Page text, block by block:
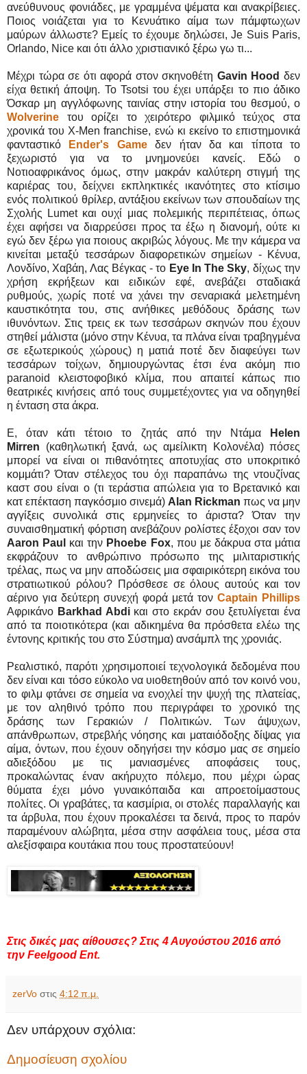
ανεύθυνους φονιάδες, με γραμμένα ψέματα και ανακρίβειες.
Ποιος νοιάζεται για το Κενυάτικο αίμα των πάμφτωχων
μαύρων άλλωστε? Εμείς το έχουμε δηλώσει, Je Suis Paris,
Orlando, Nice και ότι άλλο χριστιανικό ξέρω γω τι...
Μέχρι τώρα σε ότι αφορά στον σκηνοθέτη Gavin Hood δεν
είχα θετική άποψη. Το Tsotsi του έχει υπάρξει το πιο άδικο
Όσκαρ μη αγγλόφωνης ταινίας στην ιστορία του θεσμού, ο
Wolverine του ορίζει το χειρότερο φιλμικό τεύχος στα
χρονικά του X-Men franchise, ενώ κι εκείνο το επιστημονικά
φανταστικό
Ender's Gameδεν ήταν δα και τίποτα το
ξεχωριστό για να το μνημονεύει κανείς. Εδώ ο
Νοτιοαφρικάνος όμως, στην μακράν καλύτερη στιγμή της
καριέρας του, δείχνει εκπληκτικές ικανότητες στο κτίσιμο
ενός πολιτικού θρίλερ, αντάξιου εκείνων των σπουδαίων της
Σχολής Lumet και ουχί μιας πολεμικής περιπέτειας, όπως
έχει αφήσει να διαρρεύσει προς τα έξω η διανομή, ούτε κι
εγώ δεν ξέρω για ποιους ακριβώς λόγους. Με την κάμερα να
κινείται μεταξύ τεσσάρων διαφορετικών σημείων - Κένυα,
Λονδίνο, Χαβάη, Λας Βέγκας - το Eye In The Sky, δίχως την
χρήση εκρήξεων και ειδικών εφέ, ανεβάζει σταδιακά
ρυθμούς, χωρίς ποτέ να χάνει την σεναριακά μελετημένη
καυστικότητα του, στις ανήθικες μεθόδους δράσης των
ιθυνόντων. Στις τρεις εκ των τεσσάρων σκηνών που έχουν
στηθεί μάλιστα (μόνο στην Κένυα, τα πλάνα είναι τραβηγμένα
σε εξωτερικούς χώρους) η ματιά ποτέ δεν διαφεύγει των
τεσσάρων τοίχων, δημιουργώντας έτσι ένα ακόμη πιο
paranoid κλειστοφοβικό κλίμα, που απαιτεί κάπως πιο
θεατρικές κινήσεις από τους συμμετέχοντες για να οδηγηθεί
η ένταση στα άκρα.
Ε, όταν κάτι τέτοιο το ζητάς από την Ντάμα
Helen
Mirren (καθηλωτική ξανά, ως αμείλικτη Κολονέλα) πόσες
μπορεί να είναι οι πιθανότητες αποτυχίας στο υποκριτικό
κομμάτι? Όταν στέλεχος του όχι παραπάνω της ντουζίνας
καστ σου είναι ο (τι τεράστια απώλεια για το Βρετανικό και
κατ επέκταση παγκόσμιο σινεμά) Alan Rickman πως να μην
αγγίξεις συνολικά στις ερμηνείες το άριστα? Όταν την
συναισθηματική φόρτιση ανεβάζουν ρολίστες έξοχοι σαν τον
Aaron Paul
και την Phoebe Fox, που με δάκρυα στα μάτια
εκφράζουν το ανθρώπινο πρόσωπο της μιλιταριστικής
τρέλας, πως να μην αποδώσεις μια σφαιρικότερη εικόνα του
στρατιωτικού ρόλου? Πρόσθεσε σε όλους αυτούς και τον
αέρινο για δεύτερη συνεχή φορά μετά τον Captain Phillips
Αφρικάνο Barkhad Abdiκαι στο εκράν σου ξετυλίγεται ένα
από τα ποιοτικότερα (και αδικημένα θα πρόσθετα ελέω της
έντονης κριτικής του στο Σύστημα) ανσάμπλ της χρονιάς.
Ρεαλιστικό, παρότι χρησιμοποιεί τεχνολογικά δεδομένα που
δεν είναι και τόσο εύκολο να υιοθετηθούν από τον κοινό νου,
το φιλμ φτάνει σε σημεία να ενοχλεί την ψυχή της πλατείας,
με τον αληθινό τρόπο που περιγράφει το χρονικό της
δράσης των Γερακιών / Πολιτικών. Των άψυχων,
απάνθρωπων, στρεβλής νόησης και ματαιόδοξης δίψας για
αίμα, όντων, που έχουν οδηγήσει την κόσμο μας σε σημείο
αδιεξόδου με τις μανιασμένες αποφάσεις τους,
προκαλώντας έναν ακήρυχτο πόλεμο, που μέχρι ώρας
θύματα έχει μόνο γυναικόπαιδα και απροετοίμαστους
πολίτες. Οι γραβάτες, τα κασμίρια, οι στολές παραλλαγής και
τα άρβυλα, που έχουν προκαλέσει τα δεινά, προς το παρόν
παραμένουν αλώβητα, μέσα στην ασφάλεια τους, μέσα στα
αλεξίσφαιρα κουτάκια που τους προστατεύουν!
Στις δικές μας αίθουσες? Στις 4 Αυγούστου 2016 από
την Feelgood Ent.
zerVo στις 4:12 π.μ.
Δεν υπάρχουν σχόλια:
Δημοσίευση σχολίου